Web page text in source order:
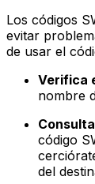
Los códigos
evitar
de usar el
Verifica
nombre
código
del